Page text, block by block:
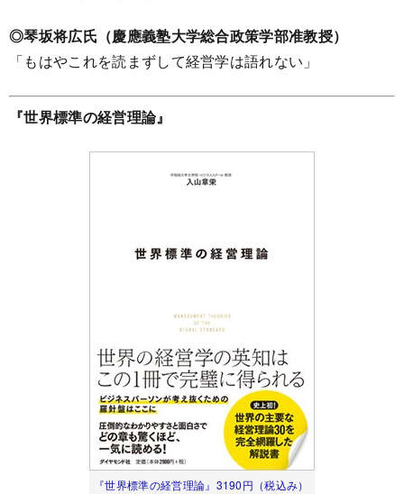
◎琴坂将広氏（慶應義塾大学総合政策学部准教授）
「もはやこれを読まずして経営学は語れない」
『世界標準の経営理論』
『世界標準の経営理論』3190円（税込み）